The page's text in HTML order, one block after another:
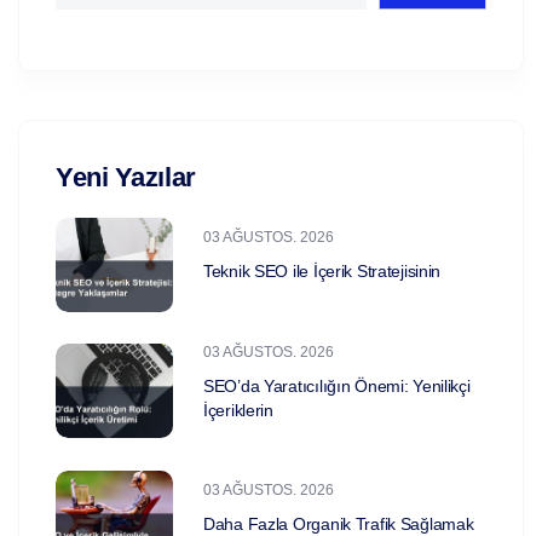
Yeni Yazılar
03 AĞUSTOS. 2026
Teknik SEO ile İçerik Stratejisinin
03 AĞUSTOS. 2026
SEO’da Yaratıcılığın Önemi: Yenilikçi
İçeriklerin
03 AĞUSTOS. 2026
Daha Fazla Organik Trafik Sağlamak